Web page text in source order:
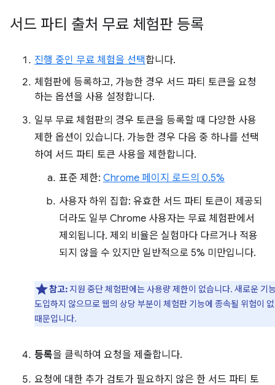
서드 파티 출처 무료 체험판 등록
진행 중인 무료 체험을 선택합니다.
체험판에 등록하고, 가능한 경우 서드 파티 토큰을 요청
하는 옵션을 사용 설정합니다.
일부 무료 체험판의 경우 토큰을 등록할 때 다양한 사용
제한 옵션이 있습니다. 가능한 경우 다음 중 하나를 선택
하여 서드 파티 토큰 사용을 제한합니다.
표준 제한: Chrome 페이지 로드의 0.5%
사용자 하위 집합: 유효한 서드 파티 토큰이 제공되
더라도 일부 Chrome 사용자는 무료 체험판에서
제외됩니다. 제외 비율은 실험마다 다르거나 적용
되지 않을 수 있지만 일반적으로 5% 미만입니다.
참고: 지원 중단 체험판에는 사용량 제한이 없습니다. 새로운 기
도입하지 않으므로 웹의 상당 부분이 체험판 기능에 종속될 위험이
때문입니다.
등록을 클릭하여 요청을 제출합니다.
요청에 대한 추가 검토가 필요하지 않은 한 서드 파티 토